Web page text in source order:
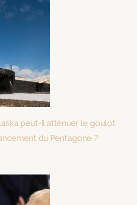
peut-il atténuer le goulot
du Pentagone ?